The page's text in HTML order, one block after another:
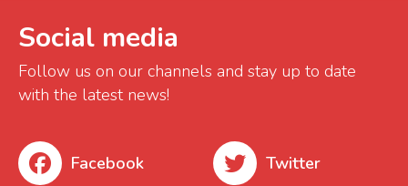
Social media
Follow us on our channels and stay up to date
with the latest news!
Facebook Twitter